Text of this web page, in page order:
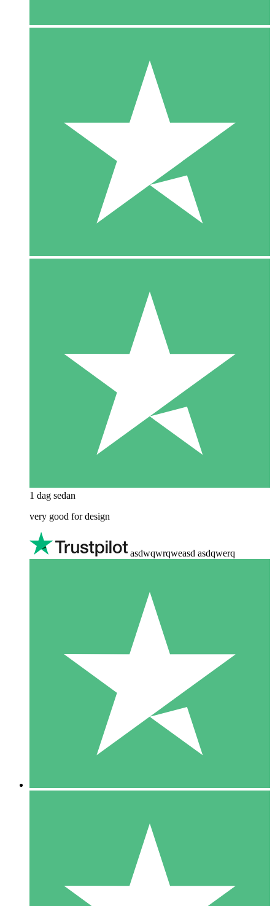
1 dag sedan
very good for design
asdwqwrqweasd asdqwerq